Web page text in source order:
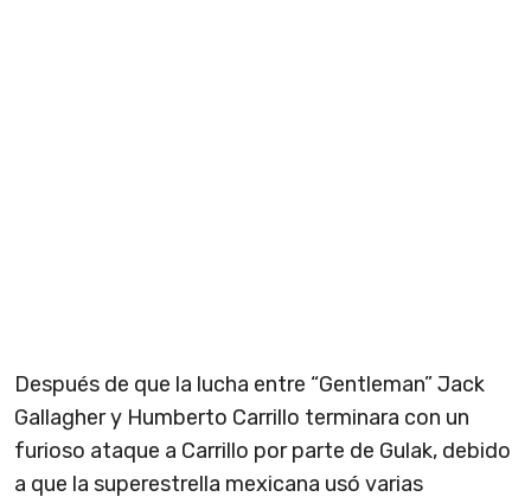
Después de que la lucha entre “Gentleman” Jack
Gallagher y Humberto Carrillo terminara con un
furioso ataque a Carrillo por parte de Gulak, debido
a que la superestrella mexicana usó varias